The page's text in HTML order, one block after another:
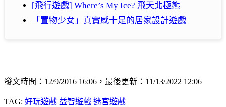
[飛行遊戲] Where’s My Ice? 飛天北極熊
「置物少女」真實感十足的居家設計遊戲
發文時間：12/9/2016 16:06，最後更新：11/13/2022 12:06
TAG: 好玩遊戲 益智遊戲 迷宮遊戲